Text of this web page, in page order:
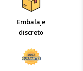
Embalaje
discreto